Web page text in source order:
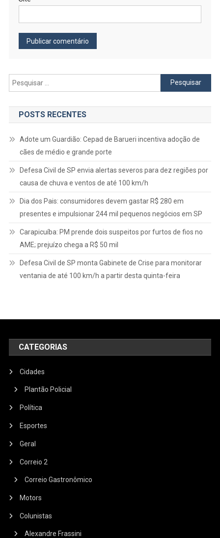
Pesquisar
por:
POSTS RECENTES
Adote um Guardião: Cepad de Barueri incentiva adoção de
cães de médio e grande porte
Defesa Civil de SP envia alertas severos para dez regiões por
causa de chuva e ventos de até 100 km/h
Dia dos Pais: consumidores devem gastar R$ 280 em
presentes e impulsionar 244 mil pequenos negócios em SP
Carapicuíba: PM prende dois suspeitos por furtos de fios no
AME; prejuízo chega a R$ 50 mil
Defesa Civil de SP monta Gabinete de Crise para monitorar
ventania de até 100 km/h a partir desta quinta-feira
CATEGORIAS
Cidades
Plantão Policial
Política
Esportes
Geral
Correio 2
Correio Gastronômico
Motors
Colunistas
Alexandre Frassini